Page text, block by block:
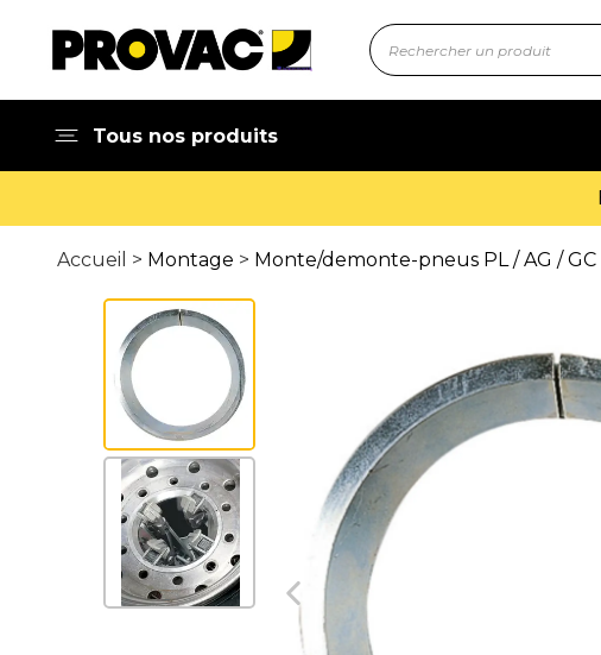
Tous nos produits
Accueil > Montage > Monte/demonte-pneus PL / AG / GC